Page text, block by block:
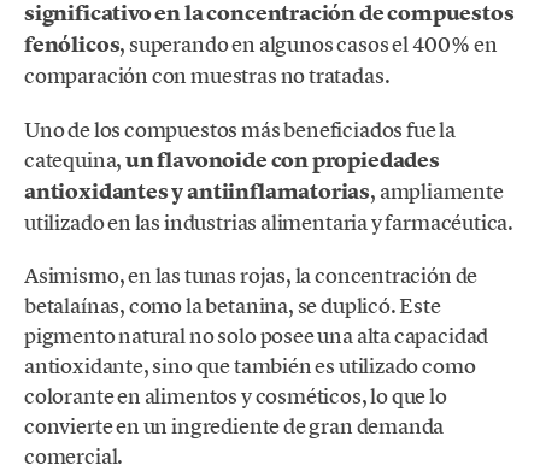
significativo en la concentración de compuestos
fenólicos, superando en algunos casos el 400% en
comparación con muestras no tratadas.
Uno de los compuestos más beneficiados fue la
catequina,un flavonoide con propiedades
antioxidantes y antiinflamatorias, ampliamente
utilizado en las industrias alimentaria y farmacéutica.
Asimismo, en las tunas rojas, la concentración de
betalaínas, como la betanina, se duplicó. Este
pigmento natural no solo posee una alta capacidad
antioxidante, sino que también es utilizado como
colorante en alimentos y cosméticos, lo que lo
convierte en un ingrediente de gran demanda
comercial.